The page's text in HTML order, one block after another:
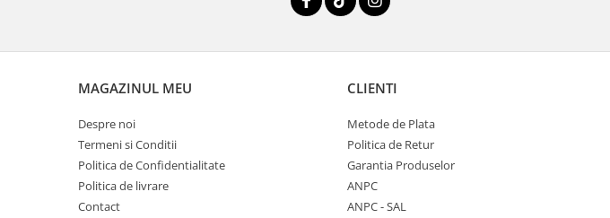
MAGAZINUL MEU
Despre noi
Termeni si Conditii
Politica de Confidentialitate
Politica de livrare
Contact
CLIENTI
Metode de Plata
Politica de Retur
Garantia Produselor
ANPC
ANPC - SAL